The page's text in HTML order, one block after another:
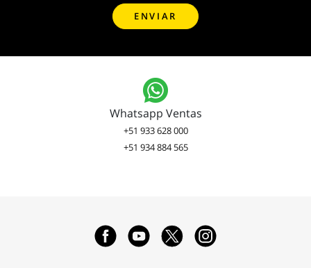
Whatsapp Ventas
+51 933 628 000
+51 934 884 565